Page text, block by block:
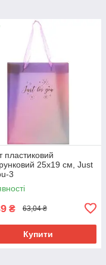
пластиковий
25х19 см, Just
3
₴ 63,04 ₴
Купити